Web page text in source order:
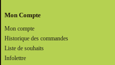
Mon Compte
Mon compte
Historique des commandes
Liste de souhaits
Infolettre